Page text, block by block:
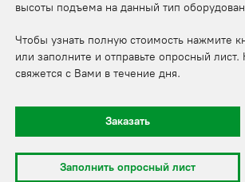
высоты подъема на данный тип
Чтобы узнать полную стоимость нажмите
или заполните и отправьте опросный
свяжется с Вами в течение дня.
Заказать
Заполнить опросный лист